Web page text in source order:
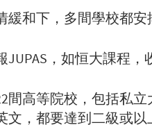
和下，多間學校都
，如恒大課程
間高等院校，包括私
，都要達到二級或以